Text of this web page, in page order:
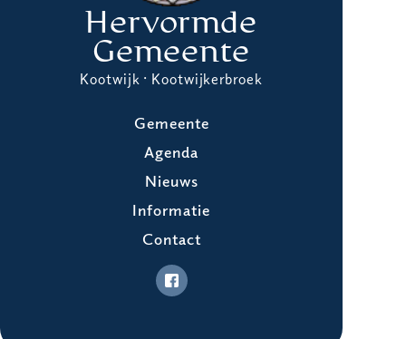
Hervormde
Gemeente
Kootwijk · Kootwijkerbroek
Gemeente
Agenda
Nieuws
Informatie
Contact